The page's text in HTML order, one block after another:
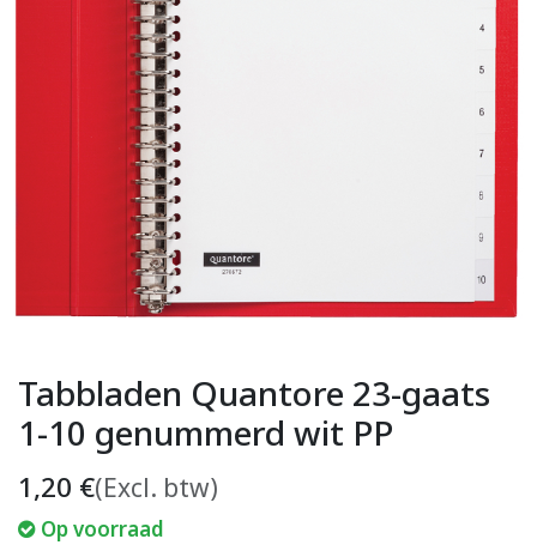
Tabbladen Quantore 23-gaats
1-10 genummerd wit PP
1,20 €(Excl. btw)
Op voorraad